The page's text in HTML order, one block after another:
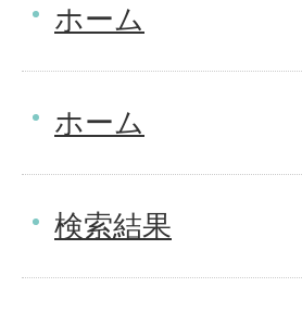
ホーム
ホーム
検索結果